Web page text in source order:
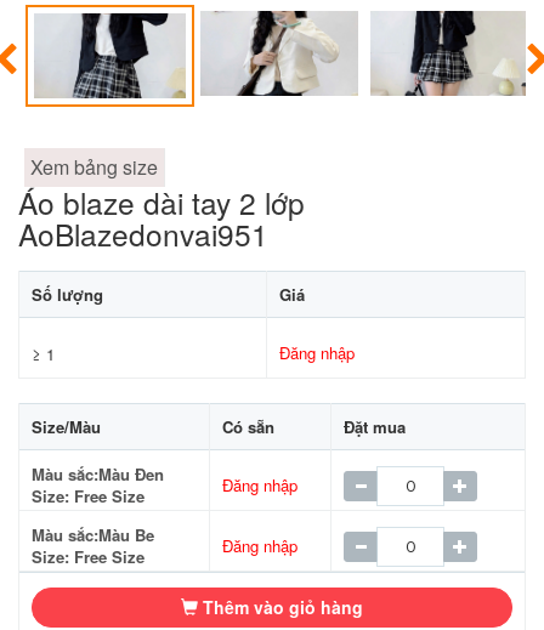
Xem bảng size
Áo blaze dài tay 2 lớp
AoBlazedonvai951
Số lượng Giá
≥ 1 Đăng nhập
Size/Màu Có sẵn Đặt mua
Màu sắc:Màu Đen
Size: Free Size
Đăng nhập
Màu sắc:Màu Be
Size: Free Size
Đăng nhập
Thêm vào giỏ hàng